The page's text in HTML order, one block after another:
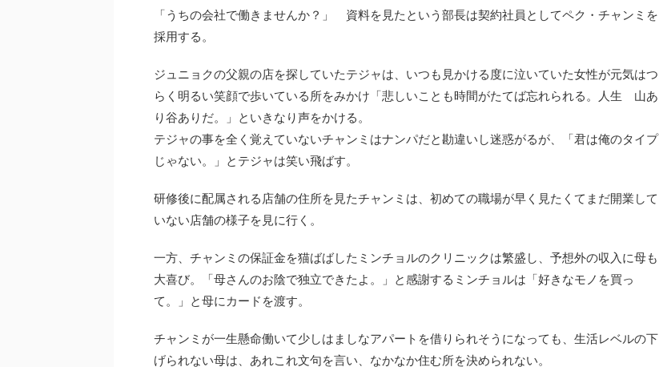
「うちの会社で働きませんか？」 資料を見たという部長は契約社員としてペク・チャンミを
採用する。
ジュニョクの父親の店を探していたテジャは、いつも見かける度に泣いていた女性が元気はつ
らく明るい笑顔で歩いている所をみかけ「悲しいことも時間がたてば忘れられる。人生 山あ
り谷ありだ。」といきなり声をかける。
テジャの事を全く覚えていないチャンミはナンパだと勘違いし迷惑がるが、「君は俺のタイプ
じゃない。」とテジャは笑い飛ばす。
研修後に配属される店舗の住所を見たチャンミは、初めての職場が早く見たくてまだ開業して
いない店舗の様子を見に行く。
一方、チャンミの保証金を猫ばばしたミンチョルのクリニックは繁盛し、予想外の収入に母も
大喜び。「母さんのお陰で独立できたよ。」と感謝するミンチョルは「好きなモノを買っ
て。」と母にカードを渡す。
チャンミが一生懸命働いて少しはましなアパートを借りられそうになっても、生活レベルの下
げられない母は、あれこれ文句を言い、なかなか住む所を決められない。